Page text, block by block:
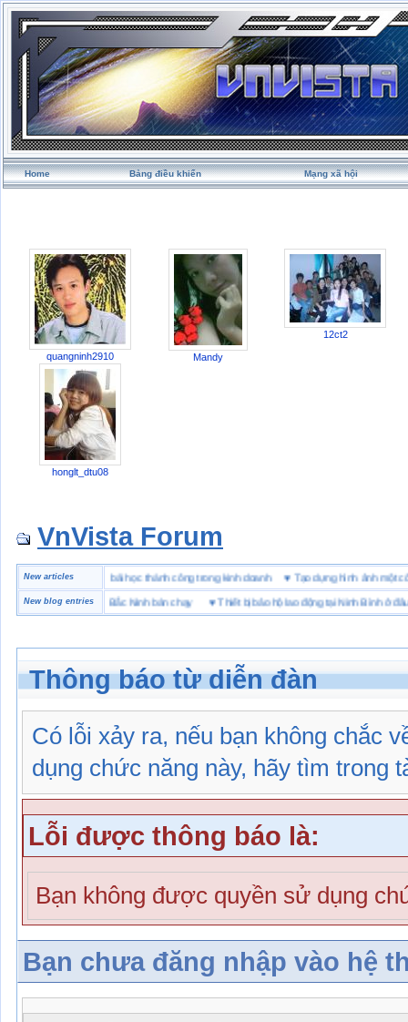
Home Bảng điều khiển Mạng xã hội
quangninh2910 Mandy
12ct2
honglt_dtu08
VnVista Forum
New articles
biệt” của Microsoft ♥4 bài học thành công trong kinh doanh ♥Tạo dựng hình ảnh
New blog entries
giày bảo hộ tại Bắc Ninh bán chạy♥ Thiết bị bảo hộ lao động tại Ninh Bình ở đâu
Thông báo từ diễn đàn
Có lỗi xảy ra, nếu bạn không chắc
dụng chức năng này, hãy tìm trong
Lỗi được thông báo là:
Bạn không được quyền sử dụng
Bạn chưa đăng nhập vào hệ